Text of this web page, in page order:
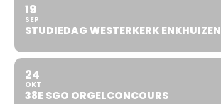
19
SEP
STUDIEDAG WESTERKERK ENKHUIZEN
24
OKT
38E SGO ORGELCONCOURS